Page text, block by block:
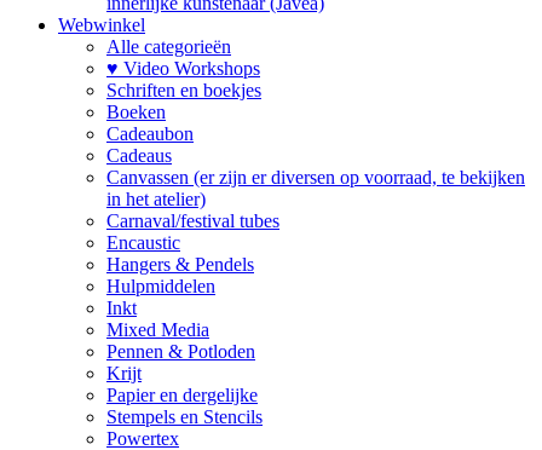
Webwinkel
Alle categorieën
♥ Video Workshops
Schriften en boekjes
Boeken
Cadeaubon
Cadeaus
Canvassen (er zijn er diversen op voorraad, te bekijken
in het atelier)
Carnaval/festival tubes
Encaustic
Hangers & Pendels
Hulpmiddelen
Inkt
Mixed Media
Pennen & Potloden
Krijt
Papier en dergelijke
Stempels en Stencils
Powertex